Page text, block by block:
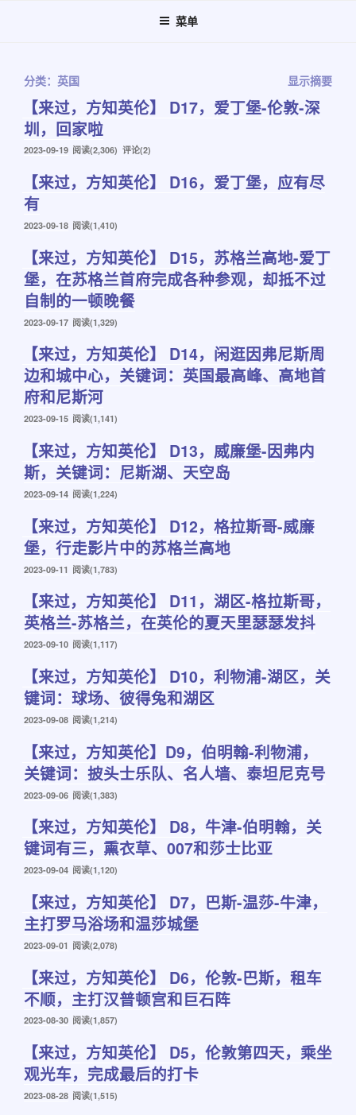
菜单
显示摘要
分类：英国
【来过，方知英伦】 D17，爱丁堡-伦敦-深
圳，回家啦
发
2023-09-19 阅读(2,306) 评论(2)
【来过，方知英伦】 D16，爱丁堡，应有尽
有
发
2023-09-18 阅读(1,410)
【来过，方知英伦】 D15，苏格兰高地-爱丁
堡，在苏格兰首府完成各种参观，却抵不过
自制的一顿晚餐
发
2023-09-17 阅读(1,329)
【来过，方知英伦】 D14，闲逛因弗尼斯周
边和城中心，关键词：英国最高峰、高地首
府和尼斯河
发
2023-09-15 阅读(1,141)
【来过，方知英伦】 D13，威廉堡-因弗内
斯，关键词：尼斯湖、天空岛
发
2023-09-14 阅读(1,224)
【来过，方知英伦】 D12，格拉斯哥-威廉
堡，行走影片中的苏格兰高地
发
2023-09-11 阅读(1,783)
【来过，方知英伦】 D11，湖区-格拉斯哥，
英格兰-苏格兰，在英伦的夏天里瑟瑟发抖
发
2023-09-10 阅读(1,117)
【来过，方知英伦】 D10，利物浦-湖区，关
键词：球场、彼得兔和湖区
发
2023-09-08 阅读(1,214)
【来过，方知英伦】D9，伯明翰-利物浦，
关键词：披头士乐队、名人墙、泰坦尼克号
发
2023-09-06 阅读(1,383)
【来过，方知英伦】 D8，牛津-伯明翰，关
键词有三，熏衣草、007和莎士比亚
发
2023-09-04 阅读(1,120)
【来过，方知英伦】 D7，巴斯-温莎-牛津，
主打罗马浴场和温莎城堡
发
2023-09-01 阅读(2,078)
【来过，方知英伦】 D6，伦敦-巴斯，租车
不顺，主打汉普顿宫和巨石阵
发
2023-08-30 阅读(1,857)
【来过，方知英伦】 D5，伦敦第四天，乘坐
观光车，完成最后的打卡
发
2023-08-28 阅读(1,515)